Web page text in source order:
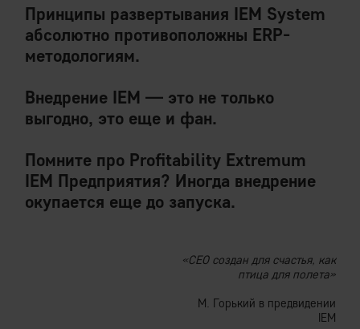
Принципы развертывания IEM System
абсолютно противоположны ERP-
методологиям.
Внедрение IEM — это не только
выгодно, это еще и фан.
Помните про Profitability Extremum
IEM Предприятия? Иногда внедрение
окупается еще до запуска.
«CEO создан для счастья, как
птица для полета»
М. Горький в предвидении
IEM